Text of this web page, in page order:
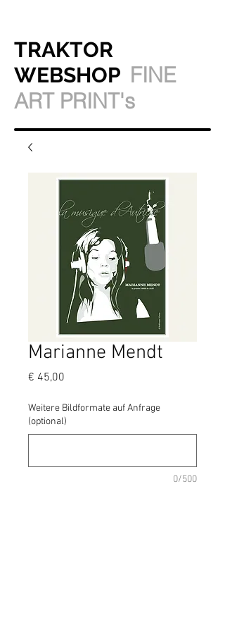
TRAKTOR
WEBSHOP FINE
ART PRINT's
Marianne Mendt
€ 45,00
Weitere Bildformate auf Anfrage
(optional)
0/500